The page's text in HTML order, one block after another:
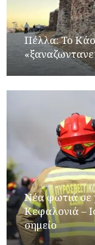
Πέλλα: Το
Νέα φωτιά σε
Κεφαλονιά –
σημείο